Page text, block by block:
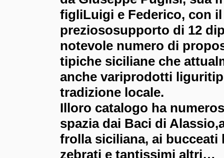
figliLuigi e Federico, con il
preziososupporto di 12
notevole numero di
tipiche siciliane che
anche variprodotti
tradizione locale.
Illoro catalogo ha
spazia dai Baci di
frolla siciliana, ai
zebrati e tantissimi altri…